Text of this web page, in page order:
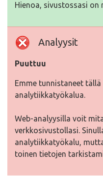
Hienoa, sivustossasi
Analyysit
Puuttuu
Emme tunnistaneet
analytiikkatyökalua.
Web-analyysilla voit
verkkosivustollasi.
analytiikkatyökalu,
toinen tietojen